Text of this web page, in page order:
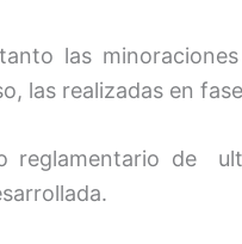
las
las realizadas en
reglamentario de